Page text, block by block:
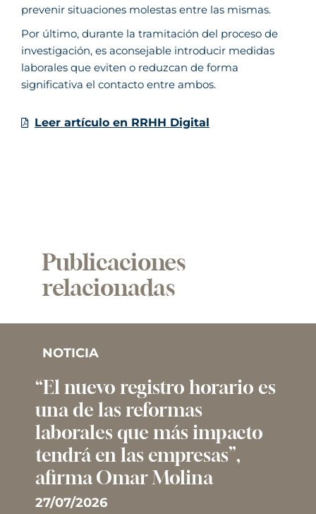
prevenir situaciones molestas entre las mismas.
Por último, durante la tramitación del proceso de
investigación, es aconsejable introducir medidas
laborales que eviten o reduzcan de forma
significativa el contacto entre ambos.
Leer artículo en RRHH Digital
Publicaciones
relacionadas
NOTICIA
“El nuevo registro horario es
una de las reformas
laborales que más impacto
tendrá en las empresas”,
afirma Omar Molina
27/07/2026